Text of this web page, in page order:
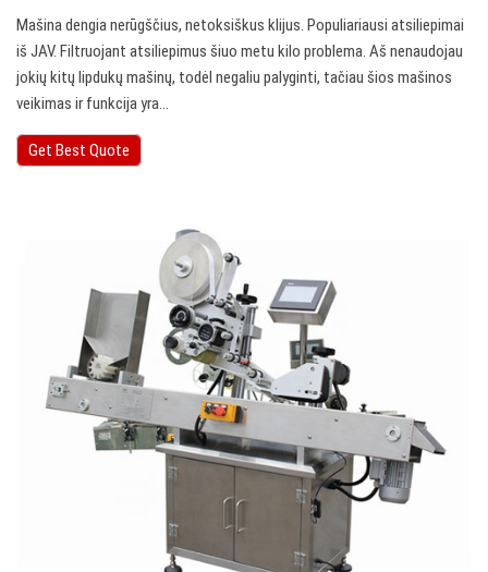
Mašina dengia nerūgščius, netoksiškus klijus. Populiariausi atsiliepimai
iš JAV. Filtruojant atsiliepimus šiuo metu kilo problema. Aš nenaudojau
jokių kitų lipdukų mašinų, todėl negaliu palyginti, tačiau šios mašinos
veikimas ir funkcija yra…
Get Best Quote